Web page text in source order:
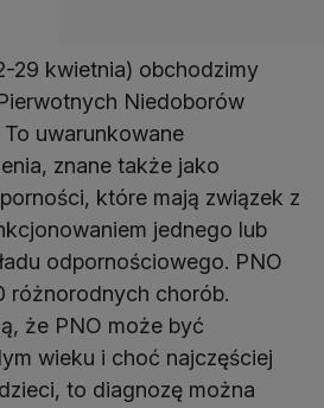
29 kwietnia) obchodzimy
Niedoborów
uwarunkowane
znane także jako
które mają związek z
jednego lub
odpornościowego. PNO
różnorodnych chorób.
że PNO może być
wieku i choć najczęściej
to diagnozę można